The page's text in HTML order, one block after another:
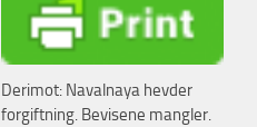
Derimot: Navalnaya hevder
forgiftning. Bevisene mangler.